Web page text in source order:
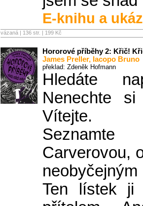
E-knihu a
vázaná | 136 str. | 199 Kč
Hororové příběhy 2: Křič!
James Preller, Iacopo Bruno
překlad: Zdeněk Hofmann
Hledáte
Nenechte
Vítejte.
Carverovou,
Ten lístek